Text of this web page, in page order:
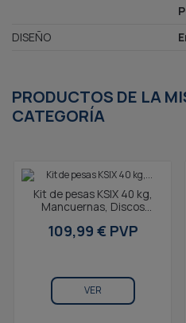
DISEÑO
PRODUCTOS DE LA
CATEGORÍA
Kit de pesas KSIX 40 kg,
Mancuernas, Discos
Negro
109,99 € PVP
VER